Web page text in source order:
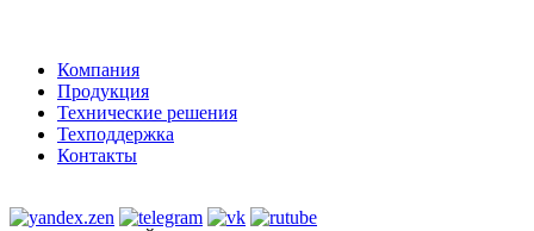
Компания
Продукция
Технические решения
Техподдержка
Контакты